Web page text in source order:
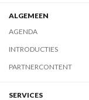
ALGEMEEN
AGENDA
INTRODUCTIES
PARTNERCONTENT
SERVICES